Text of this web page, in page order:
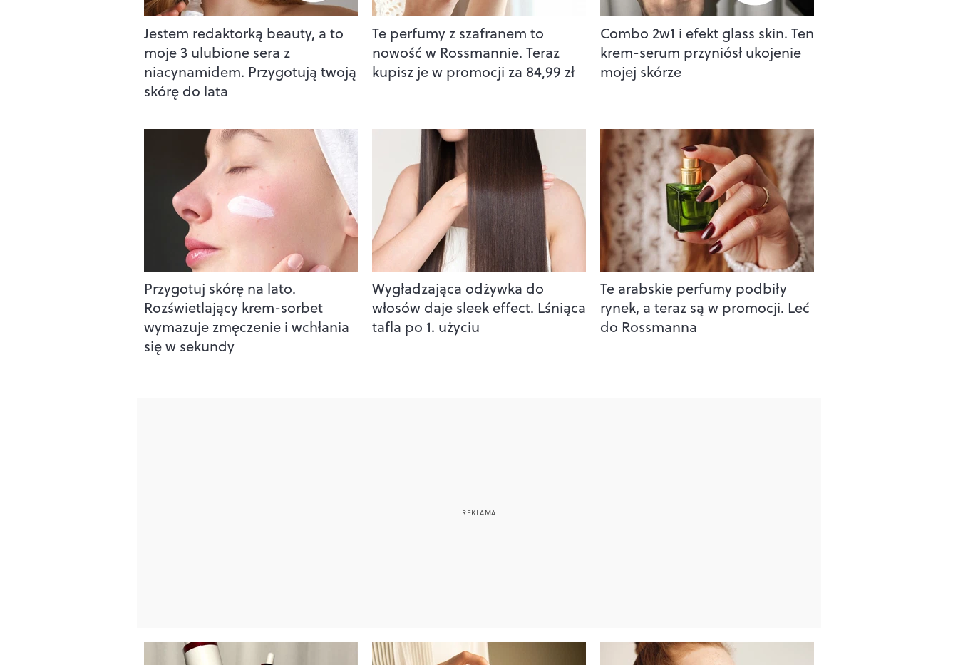
Jestem redaktorką beauty, a to
moje 3 ulubione sera z
niacynamidem. Przygotują twoją
skórę do lata
Te perfumy z szafranem to
nowość w Rossmannie. Teraz
kupisz je w promocji za 84,99 zł
Combo 2w1 i efekt glass skin. Ten
krem-serum przyniósł ukojenie
mojej skórze
Przygotuj skórę na lato.
Rozświetlający krem-sorbet
wymazuje zmęczenie i wchłania
się w sekundy
Wygładzająca odżywka do
włosów daje sleek effect. Lśniąca
tafla po 1. użyciu
Te arabskie perfumy podbiły
rynek, a teraz są w promocji. Leć
do Rossmanna